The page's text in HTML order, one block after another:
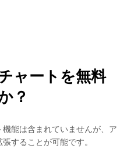
ャートを無料
？
能は含まれていませんが、ア
することが可能です。